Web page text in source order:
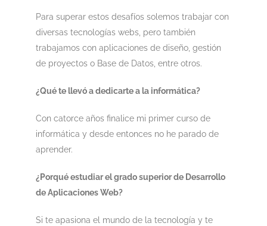
Para superar estos desafíos solemos trabajar con
diversas tecnologías webs, pero también
trabajamos con aplicaciones de diseño, gestión
de proyectos o Base de Datos, entre otros.
¿Qué te llevó a dedicarte a la informática?
Con catorce años finalice mi primer curso de
informática y desde entonces no he parado de
aprender.
¿Porqué estudiar el grado superior de Desarrollo
de Aplicaciones Web?
Si te apasiona el mundo de la tecnología y te